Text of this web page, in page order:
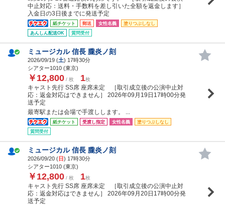
中止対応：送料・手数料を差し引いた全額を返金します］
入金日の3日後までに発送予定
紙チケット 郵送 女性名義
塗りつぶしなし
あんしん配送OK
質問受付
ミュージカル 信長 朧炎ノ刻
2026/09/19 (土) 17時30分
シアター1010 (東京)
￥12,800 / 枚 1枚
キャスト先行 SS席 座席未定 ［取引成立後の公演中止対
応：返金対応はできません］ 2026年09月19日17時00分発
送予定
最寄駅または会場で手渡しします。 ...
紙チケット 受渡し指定 女性名義
塗りつぶしなし
質問受付
ミュージカル 信長 朧炎ノ刻
2026/09/20 (日) 17時30分
シアター1010 (東京)
￥12,800 / 枚 1枚
キャスト先行 SS席 座席未定 ［取引成立後の公演中止対
応：返金対応はできません］ 2026年09月20日17時00分発
送予定